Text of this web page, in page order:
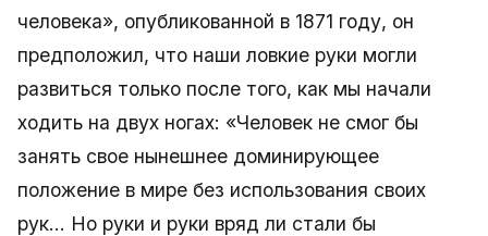
человека», опубликованной в 1871 году, он
предположил, что наши ловкие руки могли
развиться только после того, как мы начали
ходить на двух ногах: «Человек не смог бы
занять свое нынешнее доминирующее
положение в мире без использования своих
рук… Но руки и руки вряд ли стали бы